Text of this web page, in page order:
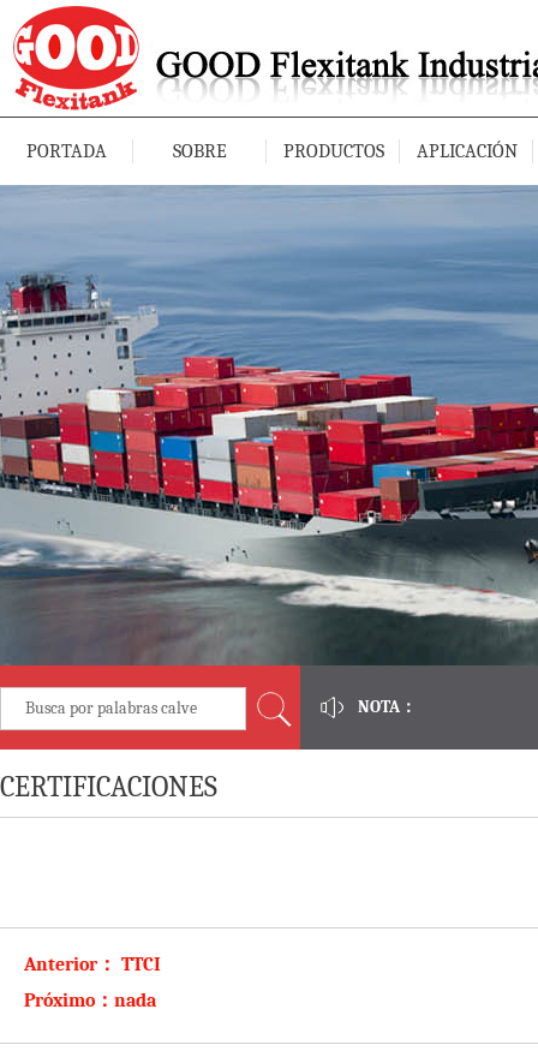
PORTADA SOBRE PRODUCTOS APLICACIÓN
NOTA：
CERTIFICACIONES
Anterior： TTCI
Próximo： nada